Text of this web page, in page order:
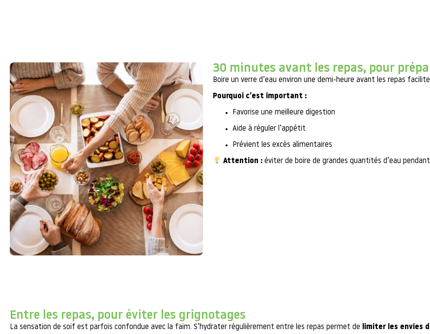
30 minutes avant les repas, pour
Boire un verre d’eau environ une demi-heure avant les repas
Pourquoi c’est important :
Favorise une meilleure digestion
Aide à réguler l’appétit
Prévient les excès alimentaires
Attention :éviter de boire de grandes quantités d’eau
Entre les repas, pour éviter les grignotages
La sensation de soif est parfois confondue avec la faim. S’hydrater régulièrement entre les repas permet de limiter les envies